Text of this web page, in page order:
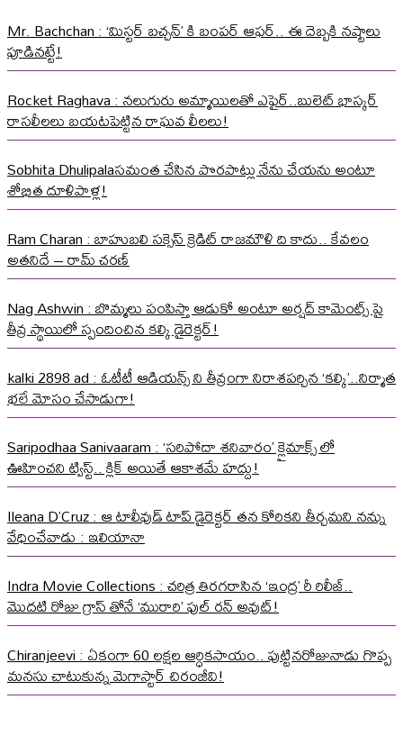
Mr. Bachchan : ‘మిస్టర్ బచ్చన్’ కి బంపర్ ఆఫర్.. ఈ దెబ్బకి నష్టాలు
పూడినట్టే!
Rocket Raghava : నలుగురు అమ్మాయిలతో ఎఫైర్..బులెట్ భాస్కర్
రాసలీలలు బయటపెట్టిన రాఘవ లీలలు!
Sobhita Dhulipalaసమంత చేసిన పొరపాట్లు నేను చేయను అంటూ
శోభిత దూళిపాళ్ల!
Ram Charan : బాహుబలి సక్సెస్ క్రెడిట్ రాజమౌళి ది కాదు.. కేవలం
అతనిదే – రామ్ చరణ్
Nag Ashwin : బొమ్మలు పంపిస్తా ఆడుకో అంటూ అర్షద్ కామెంట్స్ పై
తీవ్ర స్థాయిలో స్పందించిన కల్కి డైరెక్టర్!
kalki 2898 ad : ఓటీటీ ఆడియన్స్ ని తీవ్రంగా నిరాశపర్చిన ‘కల్కి’..నిర్మాత
భలే మోసం చేసాడుగా!
Saripodhaa Sanivaaram : ‘సరిపోదా శనివారం’ క్లైమాక్స్ లో
ఊహించని ట్విస్ట్.. క్లిక్ అయితే ఆకాశమే హద్దు!
Ileana D’Cruz : ఆ టాలీవుడ్ టాప్ డైరెక్టర్ తన కోరికని తీర్చమని నన్ను
వేధించేవాడు : ఇలియానా
Indra Movie Collections : చరిత్ర తిరగరాసిన ‘ఇంద్ర’ రీ రిలీజ్..
మొదటి రోజు గ్రాస్ తోనే ‘మురారి’ ఫుల్ రన్ అవుట్!
Chiranjeevi : ఏకంగా 60 లక్షల ఆర్ధికసాయం.. పుట్టినరోజునాడు గొప్ప
మనసు చాటుకున్న మెగాస్టార్ చిరంజీవి!